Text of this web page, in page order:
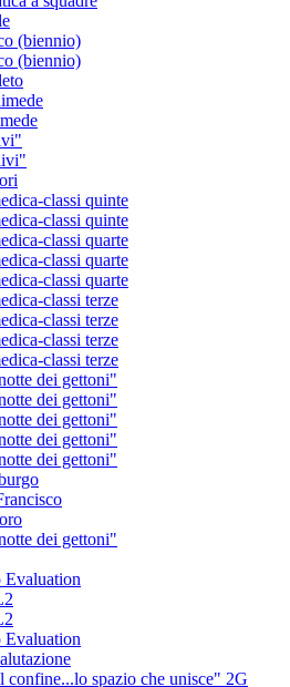
(biennio)
(biennio)
classi quinte
classi quinte
classi quarte
classi quarte
classi quarte
classi terze
classi terze
classi terze
classi terze
dei gettoni"
dei gettoni"
dei gettoni"
dei gettoni"
dei gettoni"
dei gettoni"
Evaluation
Evaluation
confine...lo spazio che unisce" 2G